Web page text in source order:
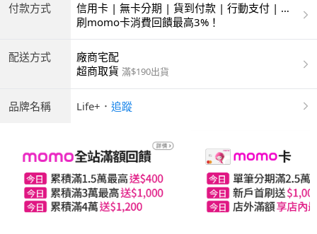
付款方式
信用卡 | 無卡分期 | 貨到付款 | 行動支付 | 超
商付款 | ATM | 銀聯卡
刷momo卡消費回饋最高3%！
配送方式
廠商宅配
超商取貨 滿$190出貨
品牌名稱 Life+ ． 追蹤